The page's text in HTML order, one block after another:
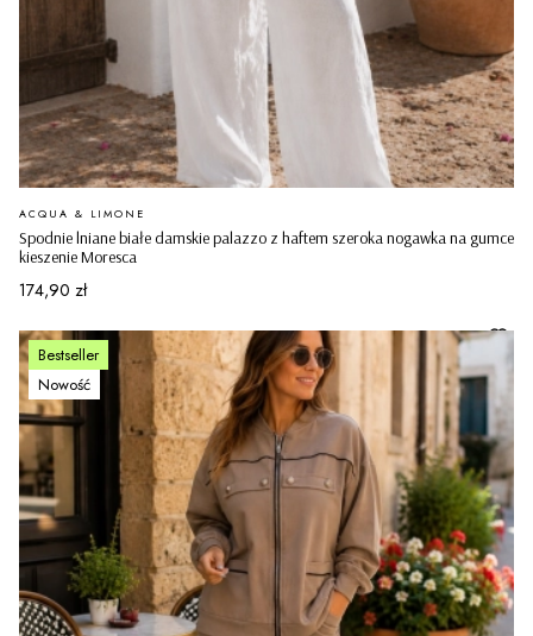
Spodnie lniane białe damskie palazzo z haftem szeroka nogawka na gumce
kieszenie Moresca
PRODUCENT
ACQUA & LIMONE
Cena
174,90 zł
Bestseller
Nowość